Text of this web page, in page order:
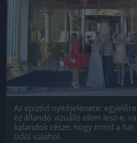
Az epizód nyitójelenete:
ez állandó vizuális elem lesz-e,
kalandok része, hogy mind a
üdül valahol.